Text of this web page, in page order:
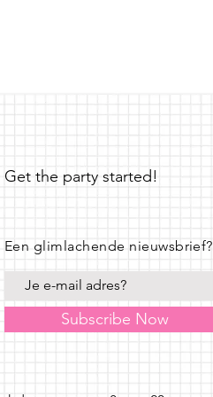
Get the party started!
Een glimlachende nieuwsbrief?
Subscribe Now